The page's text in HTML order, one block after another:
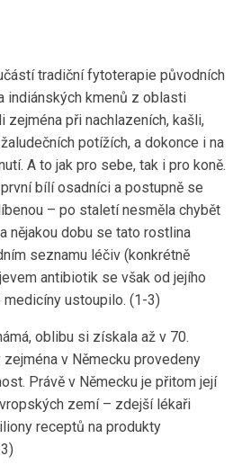
tradiční fytoterapie původních
indiánských kmenů z oblasti
zejména při nachlazeních, kašli,
potížích, a dokonce i na
A to jak pro sebe, tak i pro koně.
bílí osadníci a postupně se
– po staletí nesměla chybět
nějakou dobu se tato rostlina
seznamu léčiv (konkrétně
antibiotik se však od jejího
ustoupilo. (1-3)
oblibu si získala až v 70.
v Německu provedeny
Právě v Německu je přitom její
zemí – zdejší lékaři
receptů na produkty